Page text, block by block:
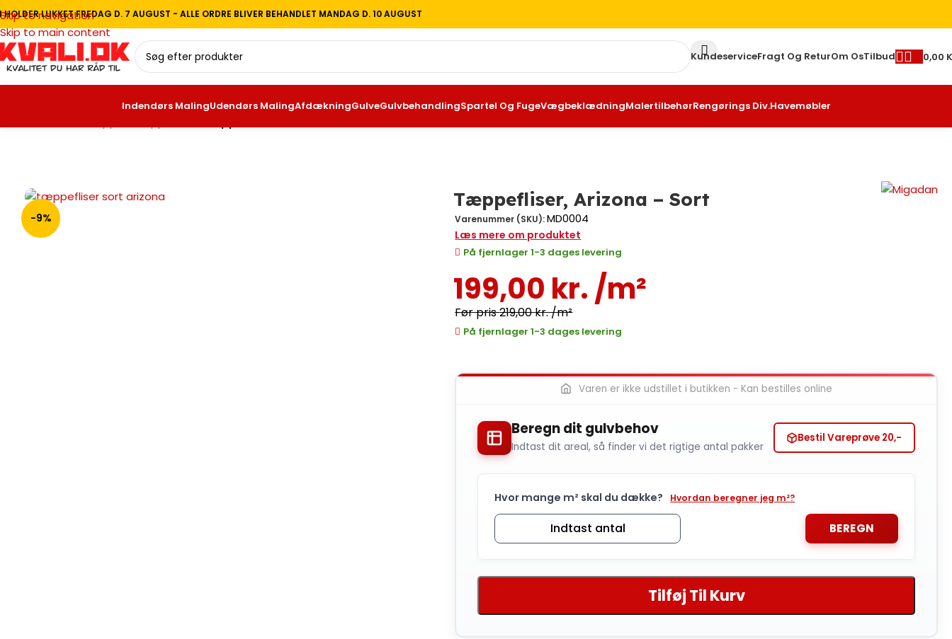
Skip to navigation
Skip to main content
HOLDER LUKKET FREDAG D. 7 AUGUST - ALLE ORDRE BLIVER BEHANDLET MANDAG D. 10 AUGUST
KundeserviceFragt Og ReturOm OsTilbud 0,00
Indendørs MalingUdendørs MalingAfdækningGulveGulvbehandlingSpartel Og FugeVægbeklædningMalertilbehørRengørings Div.Havemøbler
-9%
Tæppefliser, Arizona – Sort
Varenummer (SKU):MD0004
Læs mere om produktet
På fjernlager 1-3 dages levering
199,00 kr. /m²
219,00kr./m²
På fjernlager 1-3 dages levering
Varen er ikke udstillet i butikken - Kan bestilles online
Beregn dit gulvbehov
Indtast dit areal, så finder vi det rigtige antal pakker
Bestil Vareprøve 20,-
Hvor mange m² skal du dække? Hvordan beregner jeg m²?
BEREGN
Tilføj Til Kurv